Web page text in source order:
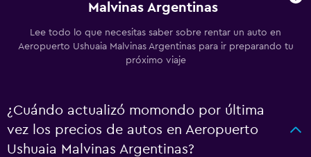
Malvinas Argentinas
Lee todo lo que necesitas saber sobre rentar un auto en
Aeropuerto Ushuaia Malvinas Argentinas para ir preparando tu
próximo viaje
¿Cuándo actualizó momondo por última
vez los precios de autos en Aeropuerto
Ushuaia Malvinas Argentinas?